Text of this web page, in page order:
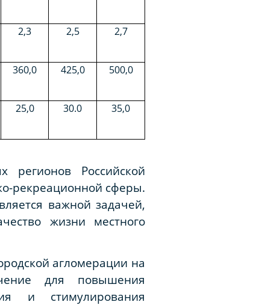
2,3 2,5 2,7
360,0 425,0 500,0
25,0 30.0 35,0
регионов Российской
рекреационной сферы.
важной задачей,
жизни местного
агломерации на
для повышения
и стимулирования